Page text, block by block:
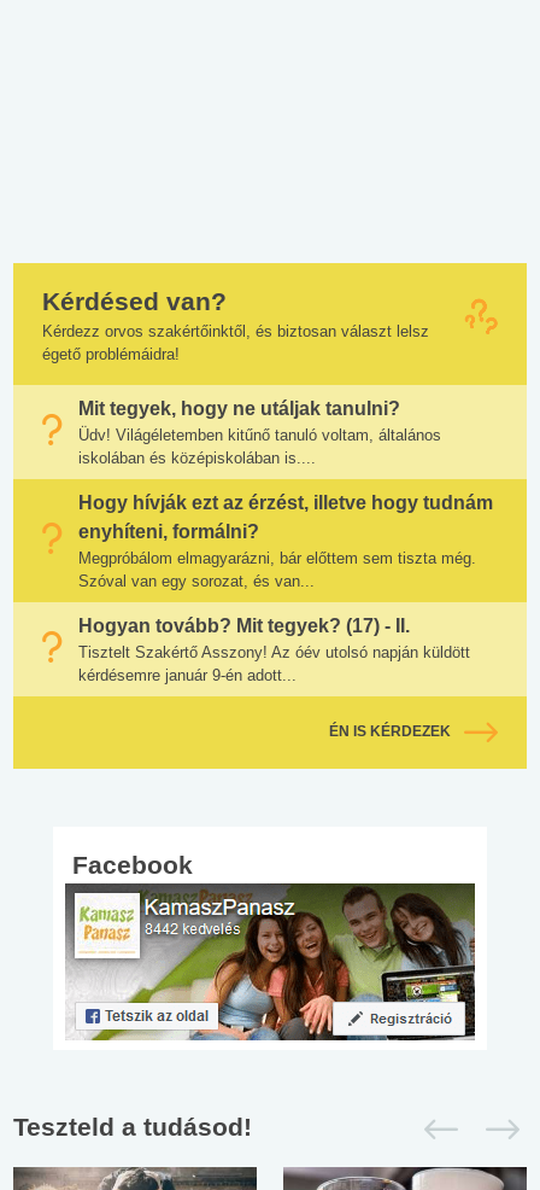
Kérdésed van?
Kérdezz orvos szakértőinktől, és biztosan választ lelsz
égető problémáidra!
Mit tegyek, hogy ne utáljak tanulni?
Üdv! Világéletemben kitűnő tanuló voltam, általános
iskolában és középiskolában is....
Hogy hívják ezt az érzést, illetve hogy tudnám
enyhíteni, formálni?
Megpróbálom elmagyarázni, bár előttem sem tiszta még.
Szóval van egy sorozat, és van...
Hogyan tovább? Mit tegyek? (17) - II.
Tisztelt Szakértő Asszony! Az óév utolsó napján küldött
kérdésemre január 9-én adott...
ÉN IS KÉRDEZEK
Facebook
Teszteld a tudásod!